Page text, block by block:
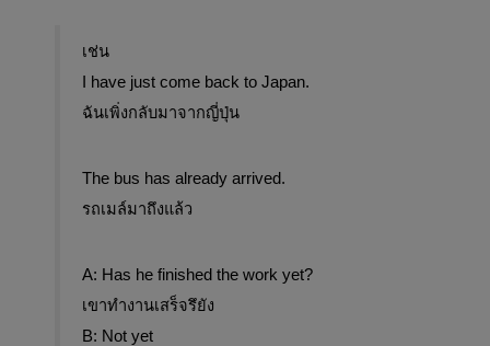
เช่น
I have just come back to Japan.
ฉันเพิ่งกลับมาจากญี่ปุ่น
The bus has already arrived.
รถเมล์มาถึงแล้ว
A: Has he finished the work yet?
เขาทำงานเสร็จรึยัง
B: Not yet